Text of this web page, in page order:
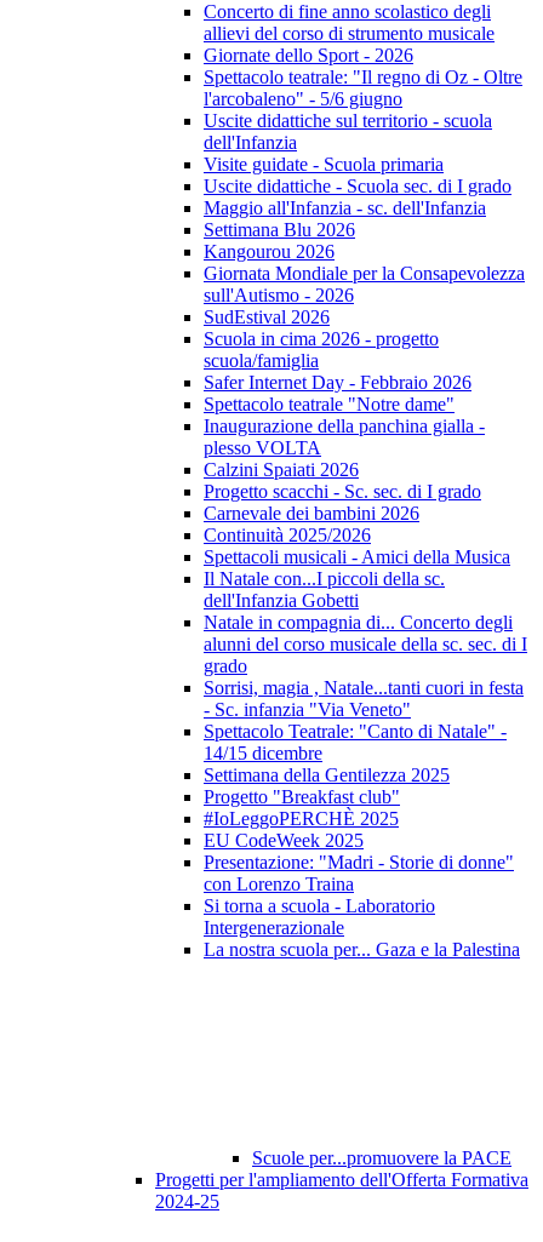
Concerto di fine anno scolastico degli
allievi del corso di strumento musicale
Giornate dello Sport - 2026
Spettacolo teatrale: "Il regno di Oz - Oltre
l'arcobaleno" - 5/6 giugno
Uscite didattiche sul territorio - scuola
dell'Infanzia
Visite guidate - Scuola primaria
Uscite didattiche - Scuola sec. di I grado
Maggio all'Infanzia - sc. dell'Infanzia
Settimana Blu 2026
Kangourou 2026
Giornata Mondiale per la Consapevolezza
sull'Autismo - 2026
SudEstival 2026
Scuola in cima 2026 - progetto
scuola/famiglia
Safer Internet Day - Febbraio 2026
Spettacolo teatrale "Notre dame"
Inaugurazione della panchina gialla -
plesso VOLTA
Calzini Spaiati 2026
Progetto scacchi - Sc. sec. di I grado
Carnevale dei bambini 2026
Continuità 2025/2026
Spettacoli musicali - Amici della Musica
Il Natale con...I piccoli della sc.
dell'Infanzia Gobetti
Natale in compagnia di... Concerto degli
alunni del corso musicale della sc. sec. di I
grado
Sorrisi, magia , Natale...tanti cuori in festa
- Sc. infanzia "Via Veneto"
Spettacolo Teatrale: "Canto di Natale" -
14/15 dicembre
Settimana della Gentilezza 2025
Progetto "Breakfast club"
#IoLeggoPERCHÈ 2025
EU CodeWeek 2025
Presentazione: "Madri - Storie di donne"
con Lorenzo Traina
Si torna a scuola - Laboratorio
Intergenerazionale
La nostra scuola per... Gaza e la Palestina
Scuole per...promuovere la PACE
Progetti per l'ampliamento dell'Offerta Formativa
2024-25